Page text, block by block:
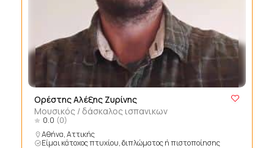
Ορέστης Αλέξης Ζυρίνης
Μουσικός / δάσκαλος ισπανικων
0.0 (0)
Αθήνα, Αττικής
Είμαι κάτοχος πτυχίου, διπλώματος ή πιστοποίησης